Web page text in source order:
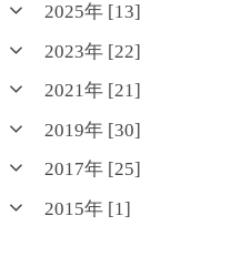
2025年 [13]
2023年 [22]
2021年 [21]
2019年 [30]
2017年 [25]
2015年 [1]